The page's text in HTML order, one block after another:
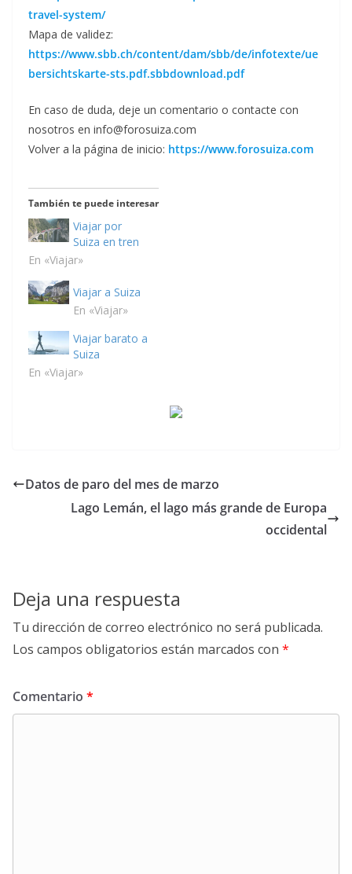
travel-system/
Mapa de validez:
https://www.sbb.ch/content/dam/sbb/de/infotexte/ue
bersichtskarte-sts.pdf.sbbdownload.pdf
En caso de duda, deje un comentario o contacte con
nosotros en info@forosuiza.com
Volver a la página de inicio: https://www.forosuiza.com
También te puede interesar
Viajar por
Suiza en tren
En «Viajar»
Viajar a Suiza
En «Viajar»
Viajar barato a
Suiza
En «Viajar»
Datos de paro del mes de marzo
Lago Lemán, el lago más grande de Europa
occidental
Deja una respuesta
Tu dirección de correo electrónico no será publicada.
Los campos obligatorios están marcados con *
Comentario *